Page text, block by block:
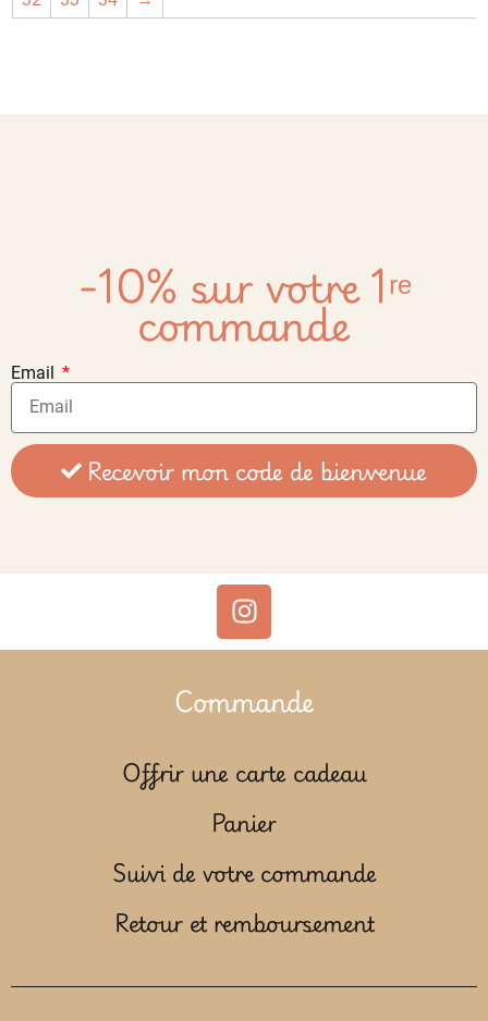
-10% sur votre 1ʳᵉ
commande
Email
Recevoir mon code de bienvenue
Commande
Offrir une carte cadeau
Panier
Suivi de votre commande
Retour et remboursement